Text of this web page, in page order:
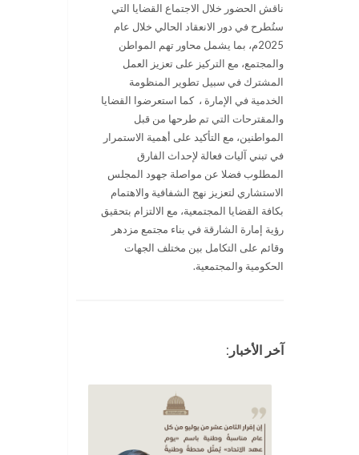
ناقش الحضور خلال الاجتماع القضايا التي
ستُطرح في دور الانعقاد الحالي خلال عام
2025م، بما يشمل محاور تهم المواطن
والمجتمع، مع التركيز على تعزيز العمل
المشترك في سبيل تطوير المنظومة
الخدمية في الإمارة ، كما استعرضوا القضايا
والمقترحات التي تم طرحها من قبل
المواطنين، مع التأكيد على أهمية الاستمرار
في تبني آليات فعالة لإحداث الفارق
المطلوب فضلا عن مواصلة جهود المجلس
الاستشاري لتعزيز نهج الشفافية والاهتمام
بكافة القضايا المجتمعية، مع الالتزام بتحقيق
رؤية إمارة الشارقة في بناء مجتمع مزدهر
وقائم على التكامل بين مختلف الجهات
الحكومية والمجتمعية.
آخر الأخبار: